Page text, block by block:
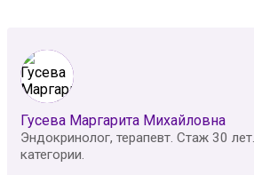
Гусева Маргарита Михайловна
Эндокринолог, терапевт. Стаж 30
категории.